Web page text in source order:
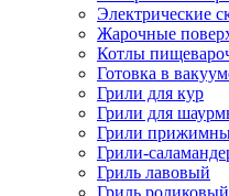
Электрические
Жарочные
Котлы
Готовка в
Грили для кур
Грили для
Грили
Грили-
Гриль лавовый
Гриль роликовый